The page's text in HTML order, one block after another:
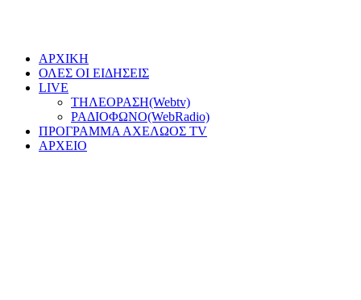
ΑΡΧΙΚΗ
ΟΛΕΣ ΟΙ ΕΙΔΗΣΕΙΣ
LIVE
ΤΗΛΕΟΡΑΣΗ(Webtv)
ΡΑΔΙΟΦΩΝΟ(WebRadio)
ΠΡΟΓΡΑΜΜΑ ΑΧΕΛΩΟΣ TV
ΑΡΧΕΙΟ